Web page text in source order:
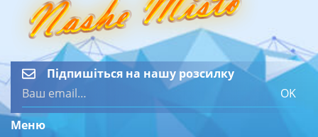
Підпишіться на нашу розсилку
OK
Меню